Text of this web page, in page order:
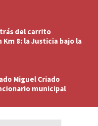
del carrito
8: la Justicia bajo la
Miguel Criado
municipal